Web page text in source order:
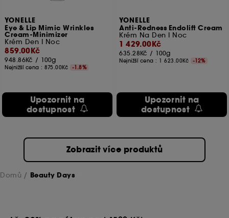
YONELLE
Eye & Lip Mimic Wrinkles
Cream-Minimizer
Krém Den I Noc
859.00Kč
948.86Kč / 100g
Nejnižší cena :875.00Kč -1.8%
Upozornit na
dostupnost
YONELLE
Anti-Redness Endolift Cream
Krém Na Den I Noc
1 429.00Kč
635.28Kč / 100g
Nejnižší cena : 1 623.00Kč -12%
Upozornit na
dostupnost
Zobrazit více produktů
Domů Beauty Days